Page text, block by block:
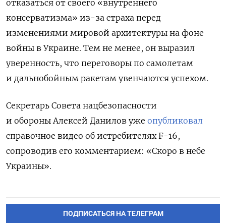
отказаться от своего «внутреннего
консерватизма» из-за страха перед
изменениями мировой архитектуры на фоне
войны в Украине. Тем не менее, он выразил
уверенность, что переговоры по самолетам
и дальнобойным ракетам увенчаются успехом.
Секретарь Совета нацбезопасности
и обороны Алексей Данилов уже опубликовал
справочное видео об истребителях F-16,
сопроводив его комментарием: «Скоро в небе
Украины».
ПОДПИСАТЬСЯ НА ТЕЛЕГРАМ